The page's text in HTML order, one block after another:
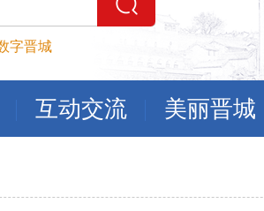
字晋城
互动交流 美丽晋城